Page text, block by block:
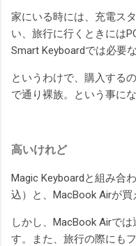
家にいる時には、充電ス
い、旅行に行くときには
Smart Keyboardでは必要
というわけで、購入する
で通り裸族。という事に
高いけれど
Magic Keyboardと組み合
込）と、MacBook Airが買
しかし、MacBook Airで
す。また、旅行の際にも